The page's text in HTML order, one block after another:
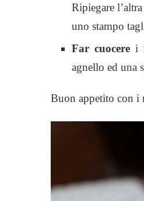
Ripiegare
uno stampo
Far cuocere i
agnello ed una
Buon appetito con